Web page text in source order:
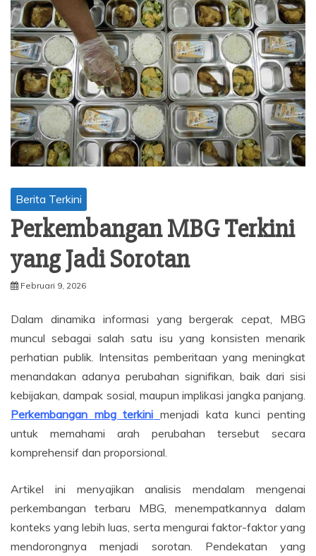
Berita Terkini
Perkembangan MBG Terkini
yang Jadi Sorotan
Februari 9, 2026
Dalam dinamika informasi yang bergerak cepat, MBG
muncul sebagai salah satu isu yang konsisten menarik
perhatian publik. Intensitas pemberitaan yang meningkat
menandakan adanya perubahan signifikan, baik dari sisi
kebijakan, dampak sosial, maupun implikasi jangka panjang.
Perkembangan mbg terkini menjadi kata kunci penting
untuk memahami arah perubahan tersebut secara
komprehensif dan proporsional.
Artikel ini menyajikan analisis mendalam mengenai
perkembangan terbaru MBG, menempatkannya dalam
konteks yang lebih luas, serta mengurai faktor-faktor yang
mendorongnya menjadi sorotan. Pendekatan yang